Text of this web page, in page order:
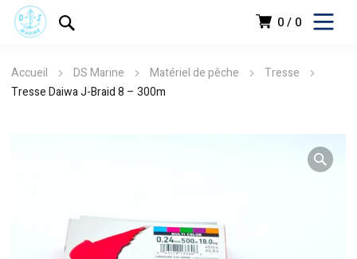
0 0
Accueil DS Marine Matériel de pêche
Tresse
Tresse Daiwa J-Braid 8 – 300m